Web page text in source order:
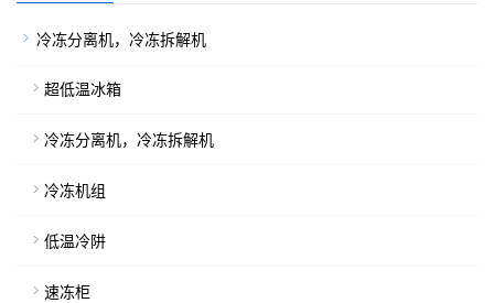
冷冻分离机，冷冻拆解机
超低温冰箱
冷冻分离机，冷冻拆解机
冷冻机组
低温冷阱
速冻柜